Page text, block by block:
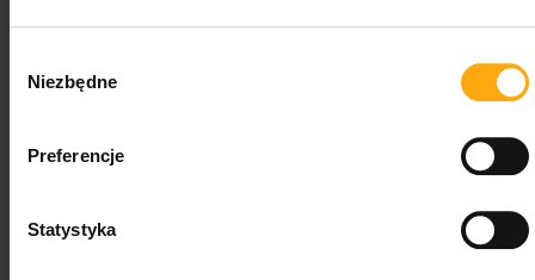
zgody
Niezbędne
Preferencje
Statystyka
bankiem energii – dystrybutorzy i instalatorzy zyskują
stuprocentową pewność błyskawicznego i bezproblemowego
Sama instalacja urządzenia powinna być przeprowadzona
niezwykle ważne jest, aby zapewnić poprawne połączenia